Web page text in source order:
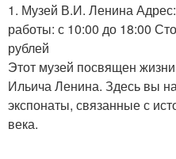
1. Музей В.И. Ленина
работы: с 10:00 до 18:00
рублей
Этот музей посвящен
Ильича Ленина. Здесь вы
экспонаты, связанные с
века.